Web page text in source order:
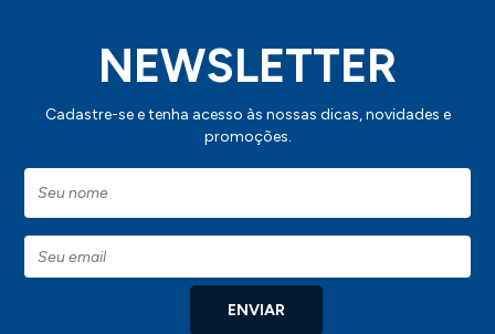
NEWSLETTER
Cadastre-se e tenha acesso às nossas dicas, novidades e
promoções.
ENVIAR